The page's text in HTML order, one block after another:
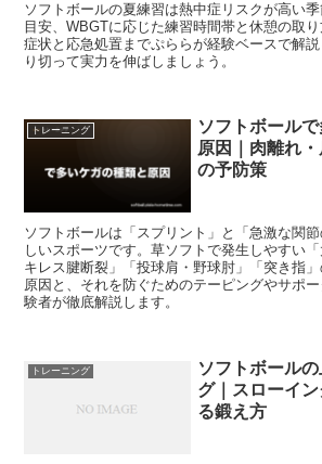
ソフトボールの夏練習は熱中症リスクが高い
目安、WBGTに応じた練習時間帯と休憩の取
症状と応急処置までぷららが経験ベースで解
り切って実力を伸ばしましょう。
トレーニング
ソフトボール
原因｜肉離れ
の予防策
ソフトボールは「スプリント」と「急激な関
しいスポーツです。草ソフトで発生しやすい
キレス腱断裂」「投球肩・野球肘」「突き指
原因と、それを防ぐためのテーピングやサポ
験者が徹底解説します。
トレーニング
ソフトボール
グ｜スローイ
る鍛え方